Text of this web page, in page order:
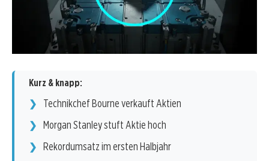
Kurz & knapp:
Technikchef Bourne verkauft Aktien
Morgan Stanley stuft Aktie hoch
Rekordumsatz im ersten Halbjahr